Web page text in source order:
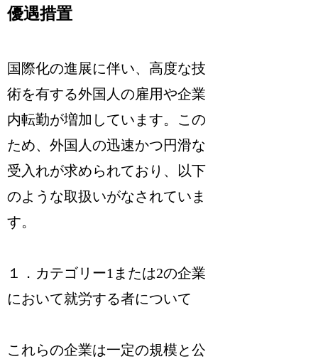
優遇措置
国際化の進展に伴い、高度な技
術を有する外国人の雇用や企業
内転勤が増加しています。この
ため、外国人の迅速かつ円滑な
受入れが求められており、以下
のような取扱いがなされていま
す。
１．カテゴリー1または2の企業
において就労する者について
これらの企業は一定の規模と公